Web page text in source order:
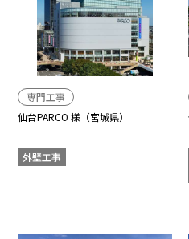
仙台PARCO 様（宮城県）
専門工事
外壁工事